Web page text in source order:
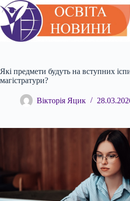
Перейти
до
вмісту
Які предмети будуть на вступних
магістратури?
Вікторія Яцик